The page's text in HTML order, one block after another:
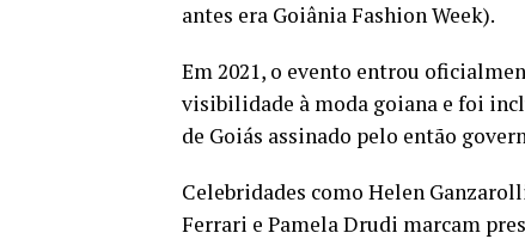
antes era Goiânia Fashion Week).
Em 2021, o evento entrou
visibilidade à moda goiana e foi
de Goiás assinado pelo então
Celebridades como Helen
Ferrari e Pamela Drudi marcam